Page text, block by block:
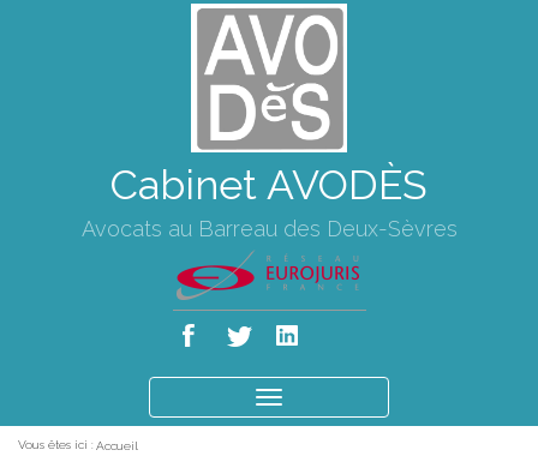
Cabinet AVODÈS
Avocats au Barreau des Deux-Sèvres
le
Vous êtes ici : Accueil